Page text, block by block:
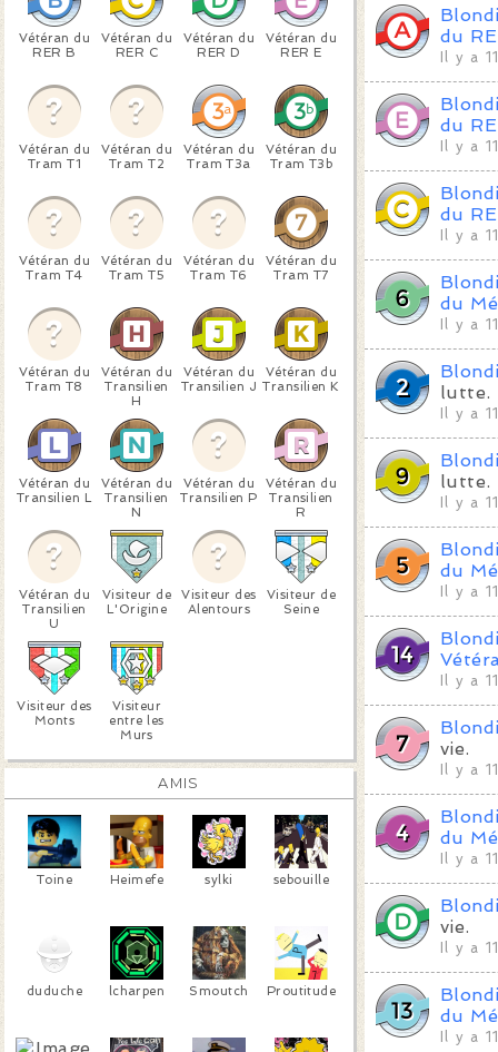
Vétéran du
RER B
Vétéran du
RER C
Vétéran du
RER D
Vétéran du
RER E
Vétéran du
Tram T1
Vétéran du
Tram T2
Vétéran du
Tram T3a
Vétéran du
Tram T3b
Vétéran du
Tram T4
Vétéran du
Tram T5
Vétéran du
Tram T6
Vétéran du
Tram T7
Vétéran du
Tram T8
Vétéran du
Transilien
H
Vétéran du
Transilien J
Vétéran du
Transilien K
Vétéran du
Transilien L
Vétéran du
Transilien
N
Vétéran du
Transilien P
Vétéran du
Transilien
R
Vétéran du
Transilien
U
Visiteur de
L'Origine
Visiteur des
Alentours
Visiteur de
Seine
Visiteur des
Monts
Visiteur
entre les
Murs
AMIS
Toine Heimefe sylki sebouille
duduche lcharpen Smoutch Proutitude
du
Il y a
du
Il y a
du
Il y a
du
Il y a
lutte.
Il y a
lutte.
Il y a
du
Il y a
Il y a
vie.
Il y a
du
Il y a
vie.
Il y a
du
Il y a